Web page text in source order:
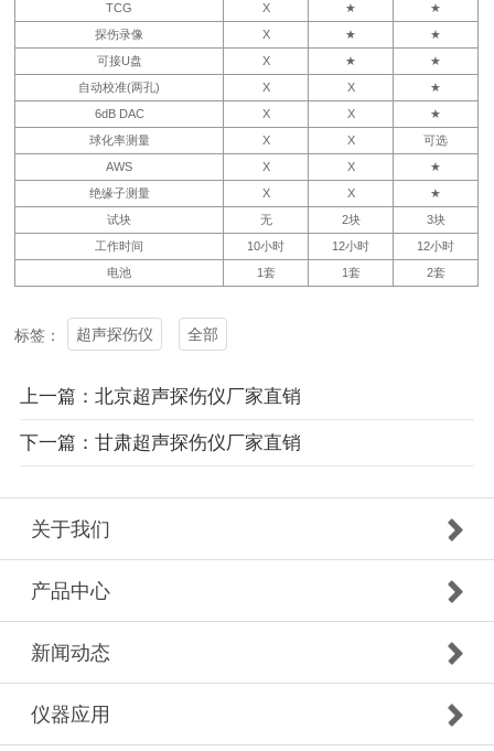
TCG
X ★
★
探伤录像
X ★
★
可接U盘
X ★
★
自动校准(两孔)
X X
★
6dB DAC
X X
★
球化率测量
X X
可选
AWS
X X
★
绝缘子测量
X X
★
试块
无 2块
3块
工作时间
10小时 12小时
12小时
电池
1套 1套 2套
标签： 超声探伤仪 全部
上一篇：北京超声探伤仪厂家直销
下一篇：甘肃超声探伤仪厂家直销
关于我们
产品中心
新闻动态
仪器应用